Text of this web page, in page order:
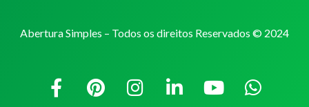
Abertura Simples – Todos os direitos Reservados © 2024